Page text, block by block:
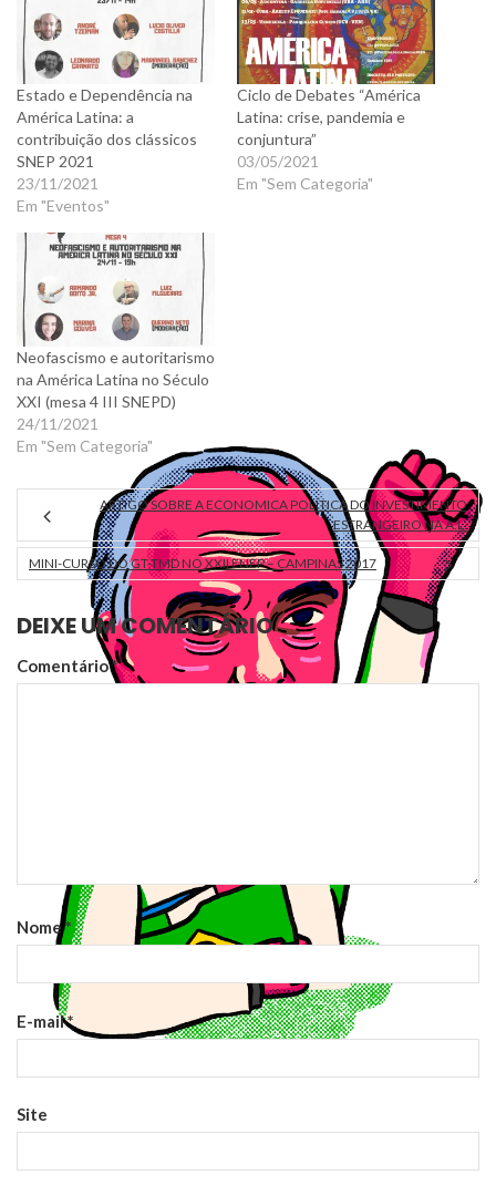
Estado e Dependência na
América Latina: a
contribuição dos clássicos
SNEP 2021
23/11/2021
Em "Eventos"
Ciclo de Debates “América
Latina: crise, pandemia e
conjuntura”
03/05/2021
Em "Sem Categoria"
Neofascismo e autoritarismo
na América Latina no Século
XXI (mesa 4 III SNEPD)
24/11/2021
Em "Sem Categoria"
ARTIGO SOBRE A ECONOMICA POLÍTICA DO INVESTIMENTO
ESTRANGEIRO NA A.L.
MINI-CURSO DO GT-TMD NO XXII ENEP – CAMPINAS 2017
DEIXE UM COMENTÁRIO
Comentário*
Nome*
E-mail*
Site